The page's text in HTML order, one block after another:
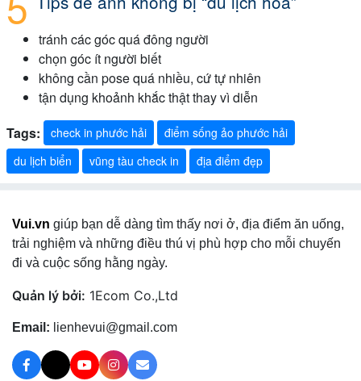
tránh các góc quá đông người
chọn góc ít người biết
không cần pose quá nhiều, cứ tự nhiên
tận dụng khoảnh khắc thật thay vì diễn
Tags:
check in phước hải
điểm sống ảo phước hải
du lịch biển
vũng tàu check in địa điểm đẹp
Vui.vn giúp bạn dễ dàng tìm thấy nơi ở, địa điểm ăn uống,
trải nghiệm và những điều thú vị phù hợp cho mỗi chuyến
đi và cuộc sống hằng ngày.
Quản lý bởi: 1Ecom Co.,Ltd
Email: lienhevui@gmail.com